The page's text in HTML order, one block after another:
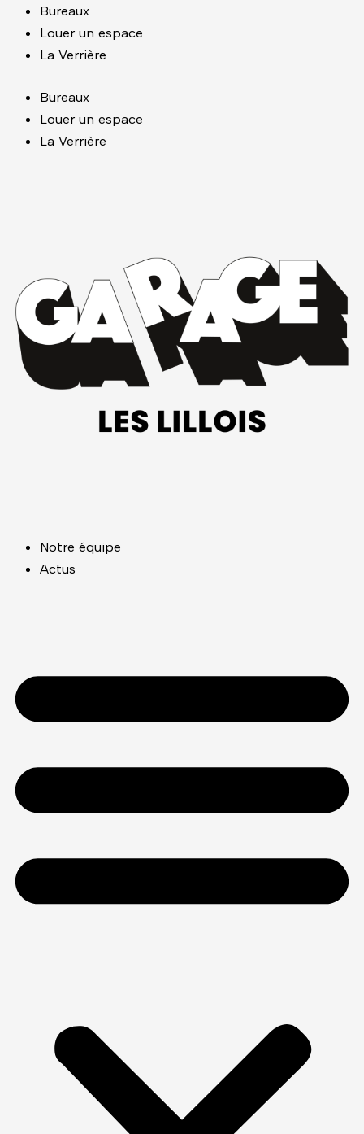
Aller
contenu
Bureaux
Louer un espace
La Verrière
Bureaux
Louer un espace
La Verrière
Notre équipe
Actus